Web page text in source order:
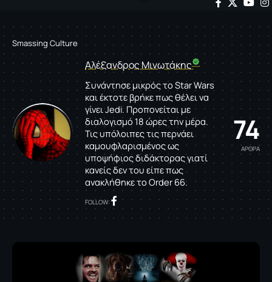
Smassing Culture
Αλέξανδρος Μινωτάκης
Συνάντησε μικρός το Star Wars
και έκτοτε βρήκε πως θέλει να
γίνει Jedi. Προπονείται με
διαλογισμό 18 ώρες την μέρα.
Τις υπόλοιπες τις περνάει
καμουφλαρισμένος ως
υποψήφιος διδάκτορας γιατί
κανείς δεν του είπε πως
ανακλήθηκε το Order 66.
FOLLOW:
74
ΑΡΘΡΑ